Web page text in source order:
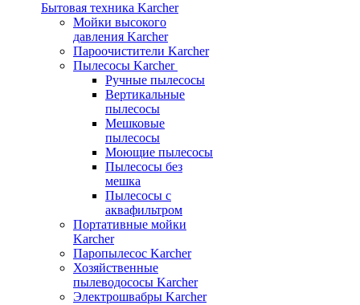
Бытовая техника Karcher
Мойки высокого
давления Karcher
Пароочистители Karcher
Пылесосы Karcher
Ручные пылесосы
Вертикальные
пылесосы
Мешковые
пылесосы
Моющие пылесосы
Пылесосы без
мешка
Пылесосы с
аквафильтром
Портативные мойки
Karcher
Паропылесос Karcher
Хозяйственные
пылеводососы Karcher
Электрошвабры Karcher